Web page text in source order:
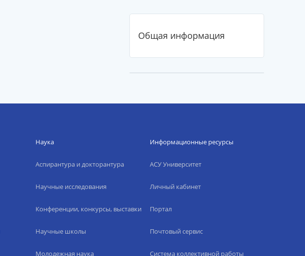
Общая информация
Наука
Аспирантура и докторантура
Научные исследования
Конференции, конкурсы, выставки
Научные школы
Молодежная наука
Информационные ресурсы
АСУ Университет
Личный кабинет
Портал
Почтовый сервис
Система коллективной работы